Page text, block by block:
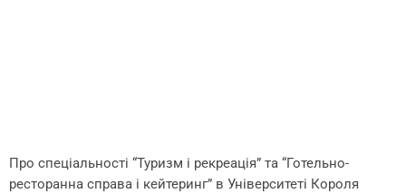
Про спеціальності “Туризм і рекреація” та “Готельно-
ресторанна справа і кейтеринг” в Університеті Короля